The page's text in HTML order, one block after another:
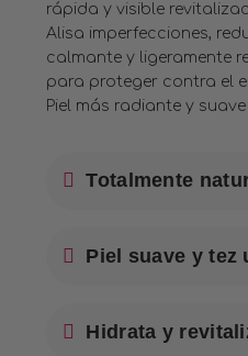
rápida y visible
Alisa imperfecciones,
calmante y ligeramente
para proteger contra el
Piel más radiante y
Totalmente
Piel suave y tez
Hidrata y